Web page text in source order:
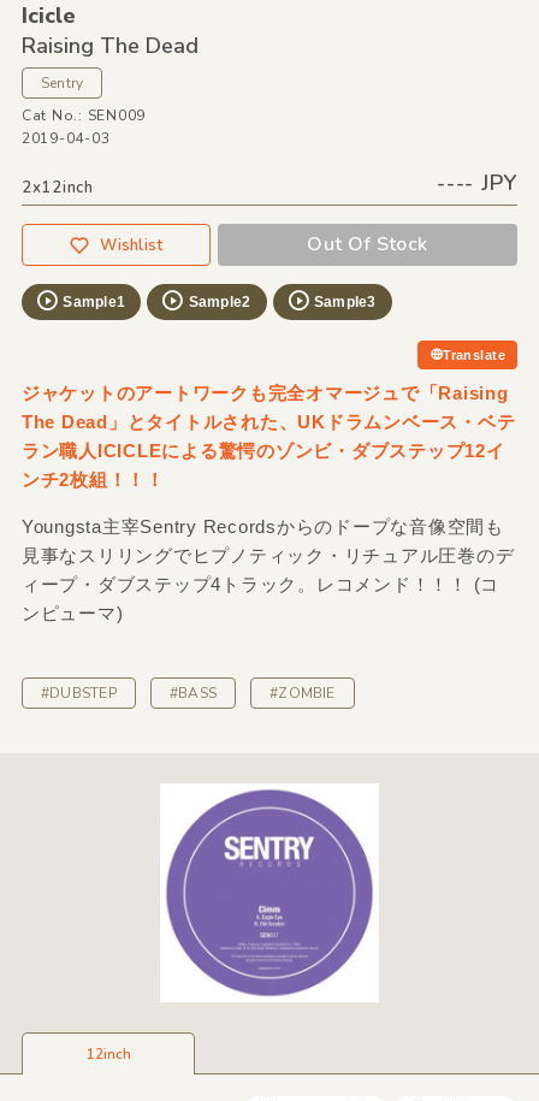
Icicle
Raising The Dead
Sentry
Cat No.: SEN009
2019-04-03
2x12inch ---- JPY
Wishlist Out Of Stock
Sample1 Sample2 Sample3
Translate
ジャケットのアートワークも完全オマージュで「Raising
The Dead」とタイトルされた、UKドラムンベース・ベテ
ラン職人ICICLEによる驚愕のゾンビ・ダブステップ12イ
ンチ2枚組！！！
Youngsta主宰Sentry Recordsからのドープな音像空間も
見事なスリリングでヒプノティック・リチュアル圧巻のデ
ィープ・ダブステップ4トラック。レコメンド！！！ (コ
ンピューマ)
#DUBSTEP #BASS #ZOMBIE
12inch